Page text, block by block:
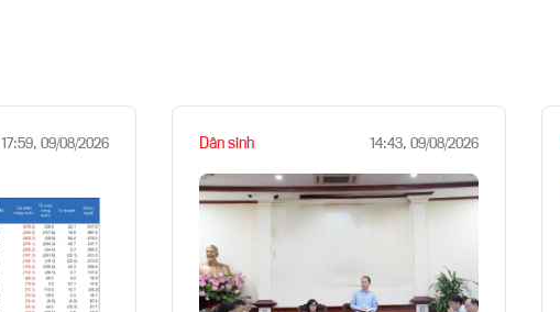
17:59, 09/08/2026 Dân sinh 14:43, 09/08/2026